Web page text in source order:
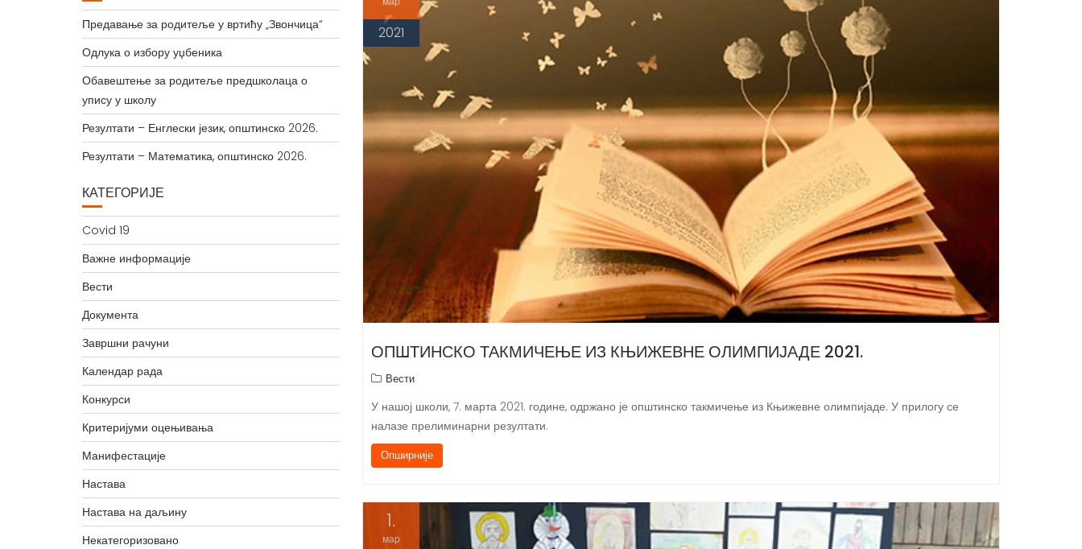
2021
ОПШТИНСКО ТАКМИЧЕЊЕ ИЗ КЊИЖЕВНЕ ОЛИМПИЈАДЕ 2021.
Вести
У нашој школи, 7. марта 2021. године, одржано је општинско такмичење из Књижевне олимпијаде. У прилогу се
налазе прелиминарни резултати.
Опширније
1.
мар
Предавање за родитеље у вртићу „Звончица“
Одлука о избору уџбеника
Обавештење за родитеље предшколаца о
упису у школу
Резултати – Енглески језик, општинско 2026.
Резултати – Математика, општинско 2026.
КАТЕГОРИЈЕ
Covid 19
Важне информације
Вести
Документа
Завршни рачуни
Календар рада
Конкурси
Критеријуми оцењивања
Манифестације
Настава
Настава на даљину
Некатегоризовано